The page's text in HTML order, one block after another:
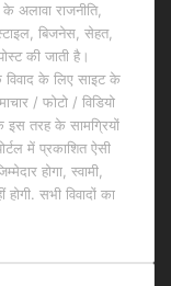
अलावा राजनीति,
बिजनेस, सेहत,
की जाती है।
के लिए साइट के
/ फोटो / विडियो
इस तरह के सामग्रियों
में प्रकाशित ऐसी
होगा, स्वामी,
सभी विवादों का